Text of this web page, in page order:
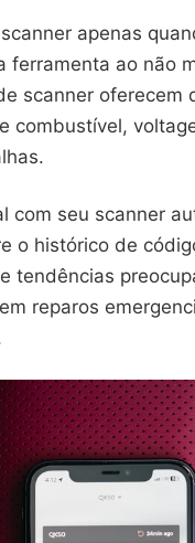
apenas
ferramenta ao não
scanner oferecem
combustível,
com seu scanner
o histórico de
tendências
reparos